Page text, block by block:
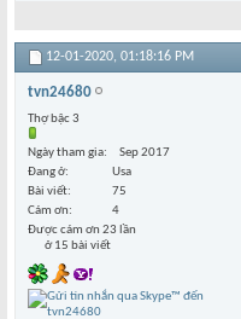
12-01-2020, 01:18:16 PM
tvn24680
Thợ bậc 3
Ngày tham gia
Sep 2017
Đang ở
Usa
Bài viết
75
Cám ơn
4
Được cám ơn 23 lần
ở 15 bài viết